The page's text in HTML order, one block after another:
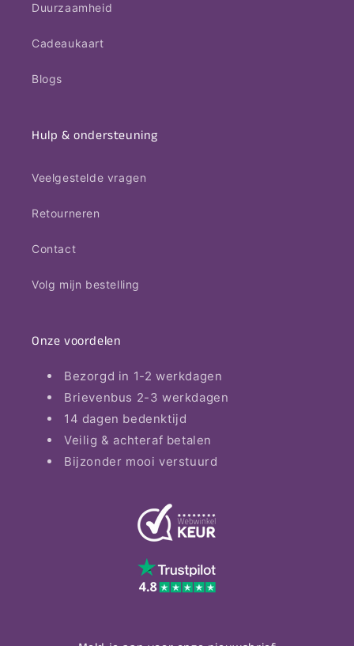
Duurzaamheid
Cadeaukaart
Blogs
Hulp & ondersteuning
Veelgestelde vragen
Retourneren
Contact
Volg mijn bestelling
Onze voordelen
Bezorgd in 1-2 werkdagen
Brievenbus 2-3 werkdagen
14 dagen bedenktijd
Veilig & achteraf betalen
Bijzonder mooi verstuurd